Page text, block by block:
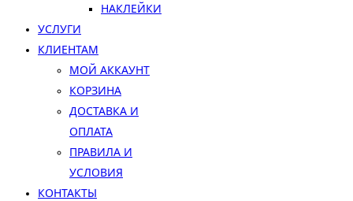
НАКЛЕЙКИ
УСЛУГИ
КЛИЕНТАМ
МОЙ АККАУНТ
КОРЗИНА
ДОСТАВКА И
ОПЛАТА
ПРАВИЛА И
УСЛОВИЯ
КОНТАКТЫ